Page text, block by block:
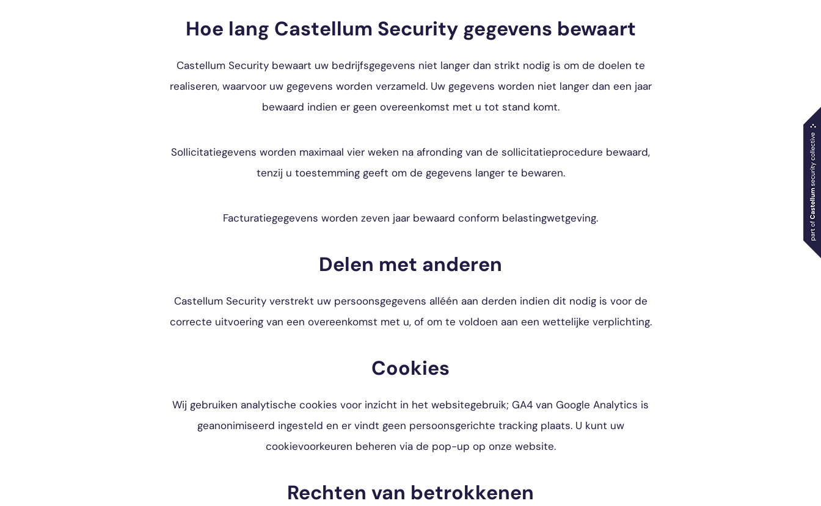
Hoe lang Castellum Security gegevens bewaart
Castellum Security bewaart uw bedrijfsgegevens niet langer dan strikt nodig is om de doelen te
realiseren, waarvoor uw gegevens worden verzameld. Uw gegevens worden niet langer dan een jaar
bewaard indien er geen overeenkomst met u tot stand komt.
Sollicitatiegevens worden maximaal vier weken na afronding van de sollicitatieprocedure bewaard,
tenzij u toestemming geeft om de gegevens langer te bewaren.
Facturatiegegevens worden zeven jaar bewaard conform belastingwetgeving.
Delen met anderen
Castellum Security verstrekt uw persoonsgegevens alléén aan derden indien dit nodig is voor de
correcte uitvoering van een overeenkomst met u, of om te voldoen aan een wettelijke verplichting.
Cookies
Wij gebruiken analytische cookies voor inzicht in het websitegebruik; GA4 van Google Analytics is
geanonimiseerd ingesteld en er vindt geen persoonsgerichte tracking plaats. U kunt uw
cookievoorkeuren beheren via de pop-up op onze website.
Rechten van betrokkenen